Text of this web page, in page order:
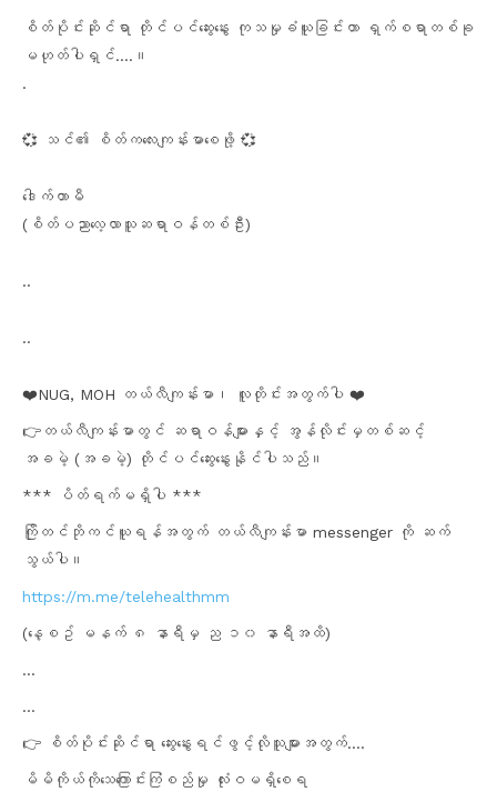
စိတ်ပိုင်းဆိုင်ရာ တိုင်ပင်ဆွေးနွေး ကုသမှုခံယူခြင်းဟာ ရှက်စရာတစ်ခု
မဟုတ်ပါရှင်….။
.
💞 သင်၏ စိတ်ကလေးကျန်းမာစေဖို့ 💞
ဒေါက်တာမီ
(စိတ်ပညာလေ့လာသူဆရာဝန်တစ်ဦး)
..
..
❤️NUG, MOH တယ်လီကျန်းမာ၊ လူတိုင်းအတွက်ပါ ❤️
👉တယ်လီကျန်းမာတွင် ဆရာဝန်များနှင့် အွန်လိုင်းမှတစ်ဆင့်
အခမဲ့ (အခမဲ့) တိုင်ပင်ဆွေးနွေးနိုင်ပါသည်။
*** ပိတ်ရက်မရှိပါ ***
ကြိုတင်ဘိုကင်ယူရန်အတွက် တယ်လီကျန်းမာ messenger ကို ဆက်
သွယ်ပါ။
https://m.me/telehealthmm
(နေ့စဥ် မနက် ၈ နာရီမှ ည ၁၀ နာရီအထိ)
…
…
👉 စိတ်ပိုင်းဆိုင်ရာ ဆွေးနွေးရင်ဖွင့်လိုသူများအတွက်….
မိမိကိုယ်ကိုသေကြောင်းကြံစည်မှု လုံးဝမရှိစေရ